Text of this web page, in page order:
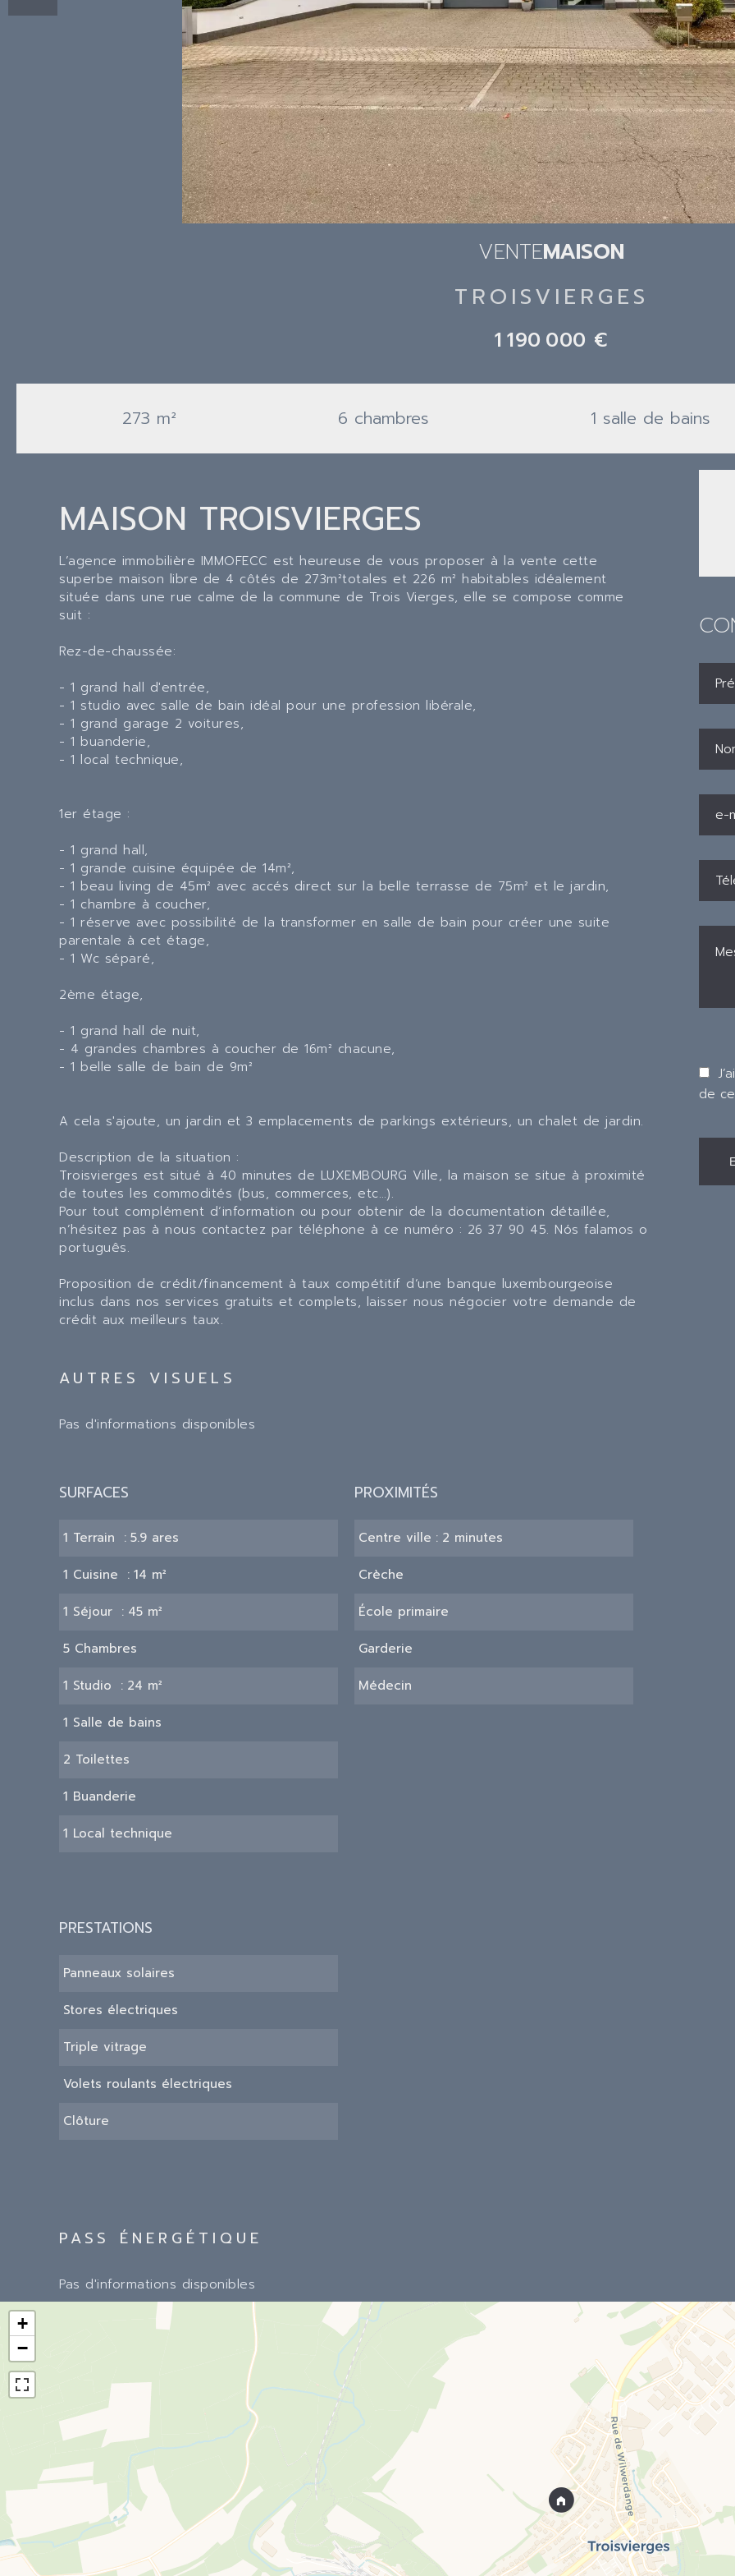
VENTEMAISON
TROISVIERGES
1 190 000 €
273 m² 6 chambres 1 salle de bains
MAISON TROISVIERGES
L’agence immobilière IMMOFECC est heureuse de vous proposer à la vente cette
superbe maison libre de 4 côtés de 273m²totales et 226 m² habitables idéalement
située dans une rue calme de la commune de Trois Vierges, elle se compose comme
suit :
Rez-de-chaussée:
- 1 grand hall d'entrée,
- 1 studio avec salle de bain idéal pour une profession libérale,
- 1 grand garage 2 voitures,
- 1 buanderie,
- 1 local technique,
1er étage :
- 1 grand hall,
- 1 grande cuisine équipée de 14m²,
- 1 beau living de 45m² avec accés direct sur la belle terrasse de 75m² et le jardin,
- 1 chambre à coucher,
- 1 réserve avec possibilité de la transformer en salle de bain pour créer une suite
parentale à cet étage,
- 1 Wc séparé,
2ème étage,
- 1 grand hall de nuit,
- 4 grandes chambres à coucher de 16m² chacune,
- 1 belle salle de bain de 9m²
A cela s'ajoute, un jardin et 3 emplacements de parkings extérieurs, un chalet de jardin.
Description de la situation :
Troisvierges est situé à 40 minutes de LUXEMBOURG Ville, la maison se situe à proximité
de toutes les commodités (bus, commerces, etc…).
Pour tout complément d‘information ou pour obtenir de la documentation détaillée,
n’hésitez pas à nous contactez par téléphone à ce numéro : 26 37 90 45. Nós falamos o
português.
Proposition de crédit/financement à taux compétitif d‘une banque luxembourgeoise
inclus dans nos services gratuits et complets, laisser nous négocier votre demande de
crédit aux meilleurs taux.
AUTRES VISUELS
Pas d'informations disponibles
SURFACES
1 Terrain 5.9 ares
1 Cuisine 14 m²
1 Séjour 45 m²
5 Chambres
1 Studio 24 m²
1 Salle de bains
2 Toilettes
1 Buanderie
1 Local technique
PROXIMITÉS
Centre ville 2 minutes
Crèche
École primaire
Garderie
Médecin
PRESTATIONS
Panneaux solaires
Stores électriques
Triple vitrage
Volets roulants électriques
Clôture
PASS ÉNERGÉTIQUE
Pas d'informations disponibles
de
+
−